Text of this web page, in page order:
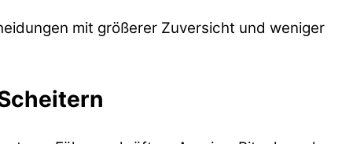
mit größerer Zuversicht und weniger